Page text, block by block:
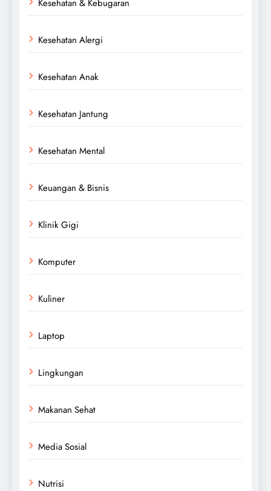
Kesehatan & Kebugaran
Kesehatan Alergi
Kesehatan Anak
Kesehatan Jantung
Kesehatan Mental
Keuangan & Bisnis
Klinik Gigi
Komputer
Kuliner
Laptop
Lingkungan
Makanan Sehat
Media Sosial
Nutrisi